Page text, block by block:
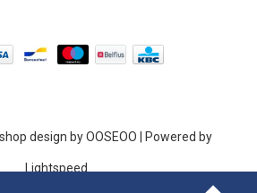
design byOOSEOO | Powered by
Lightspeed